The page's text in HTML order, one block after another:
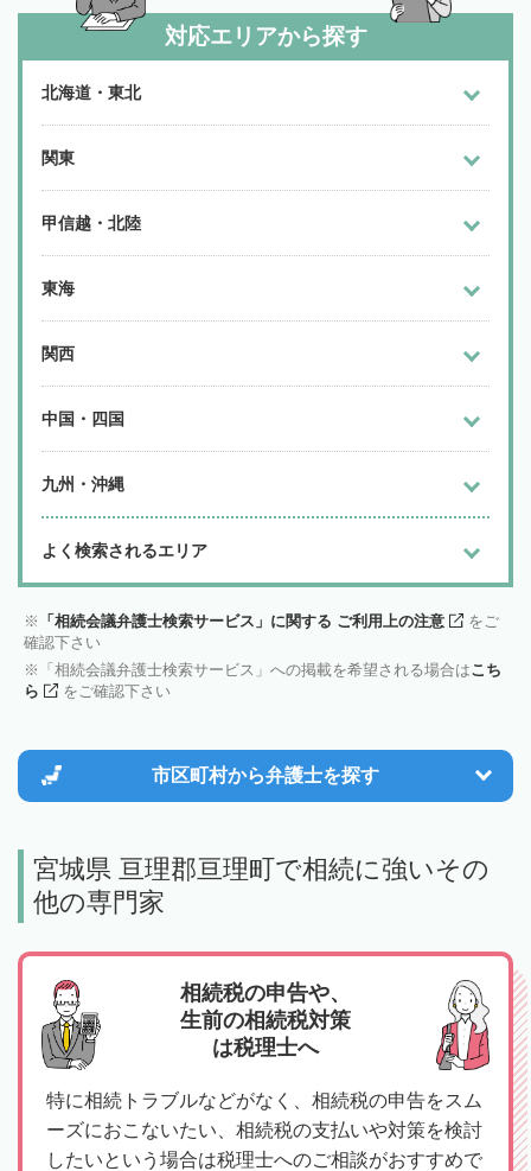
対応エリアから探す
北海道・東北
関東
甲信越・北陸
東海
関西
中国・四国
九州・沖縄
よく検索されるエリア
「相続会議弁護士検索サービス」に関する ご利用上の注意
をご
確認下さい
「相続会議弁護士検索サービス」への掲載を希望される場合はこち
ら
をご確認下さい
市区町村から弁護士を探す
宮城県 亘理郡亘理町で相続に強いその
他の専門家
相続税の申告や、
生前の相続税対策
は税理士へ
特に相続トラブルなどがなく、相続税の申告をスム
ーズにおこないたい、相続税の支払いや対策を検討
したいという場合は税理士へのご相談がおすすめで